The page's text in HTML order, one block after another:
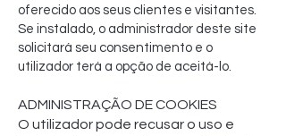
oferecido aos seus clientes e visitantes.
Se instalado, o administrador deste site
solicitará seu consentimento e o
utilizador terá a opção de aceitá-lo.
ADMINISTRAÇÃO DE COOKIES
O utilizador pode recusar o uso e